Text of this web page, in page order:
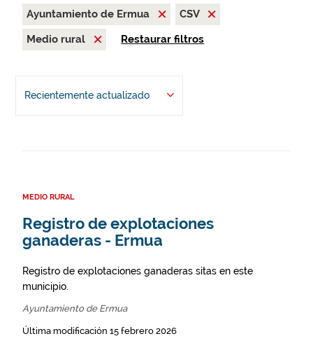
Ayuntamiento de Ermua
CSV
Medio rural
Restaurar filtros
Recientemente actualizado
MEDIO RURAL
Registro de explotaciones
ganaderas - Ermua
Registro de explotaciones ganaderas sitas en este
municipio.
Ayuntamiento de Ermua
Última modificación 15 febrero 2026